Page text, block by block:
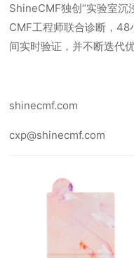
ShineCMF独创“实验室沉
CMF工程师联合诊断，48
间实时验证，并不断迭代
shinecmf.com
cxp@shinecmf.com